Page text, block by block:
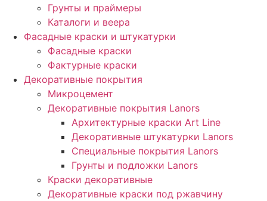
Грунты и праймеры
Каталоги и веера
Фасадные краски и штукатурки
Фасадные краски
Фактурные краски
Декоративные покрытия
Микроцемент
Декоративные покрытия Lanors
Архитектурные краски Art Line
Декоративные штукатурки Lanors
Специальные покрытия Lanors
Грунты и подложки Lanors
Краски декоративные
Декоративные краски под ржавчину